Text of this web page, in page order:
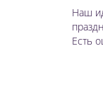
Наш
Есть